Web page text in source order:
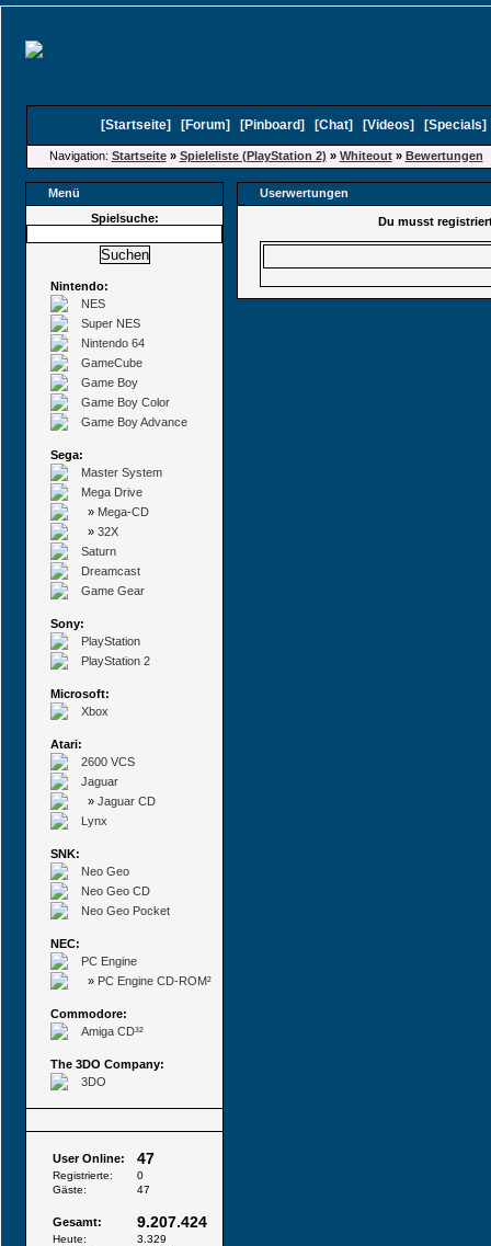
[Startseite] [Forum] [Pinboard] [Chat] [Videos] [Specials
Navigation: Startseite» Spieleliste (PlayStation 2) » Whiteout» Bewertungen
Menü
Userwertungen
Spielsuche:
Nintendo:
NES
Super NES
Nintendo 64
GameCube
Game Boy
Game Boy Color
Game Boy Advance
Sega:
Master System
Mega Drive
» Mega-CD
» 32X
Saturn
Dreamcast
Game Gear
Sony:
PlayStation
PlayStation 2
Microsoft:
Xbox
Atari:
2600 VCS
Jaguar
» Jaguar CD
Lynx
SNK:
Neo Geo
Neo Geo CD
Neo Geo Pocket
NEC:
PC Engine
» PC Engine CD-ROM²
Commodore:
Amiga CD³²
The 3DO Company:
3DO
User Online: 47
Registrierte:
0
Gäste:
47
Gesamt: 9.207.424
Heute:
3.329
Du musst